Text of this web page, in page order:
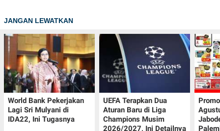
JANGAN LEWATKAN
World Bank Pekerjakan
Lagi Sri Mulyani di
IDA22, Ini Tugasnya
UEFA Terapkan Dua
Aturan Baru di Liga
Champions Musim
2026/2027, Ini Detailnya